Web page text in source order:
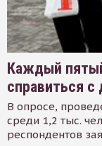
Каждый
справиться с
В опросе,
среди 1,2 тыс.
респондентов